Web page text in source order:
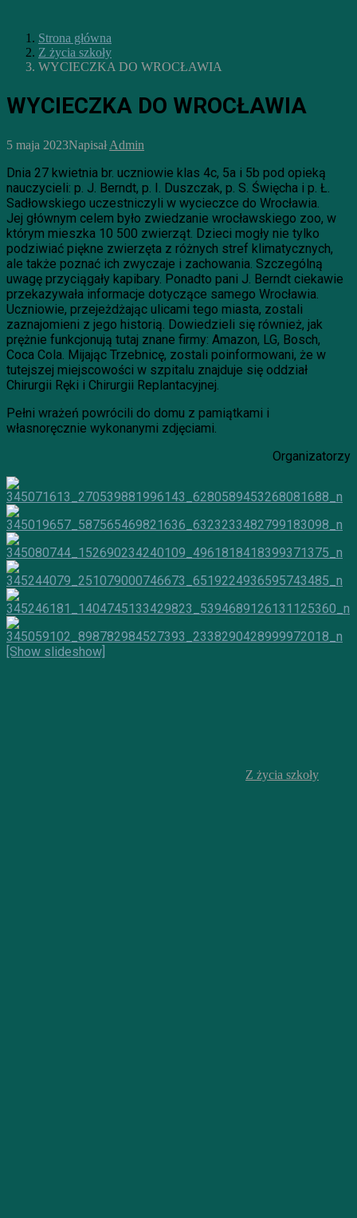
Strona główna
Z życia szkoły
WYCIECZKA DO WROCŁAWIA
WYCIECZKA DO WROCŁAWIA
5 maja 2023NapisałAdmin
Dnia 27 kwietnia br. uczniowie klas 4c, 5a i 5b pod opieką
nauczycieli: p. J. Berndt, p. I. Duszczak, p. S. Święcha i p. Ł.
Sadłowskiego uczestniczyli w wycieczce do Wrocławia.
Jej głównym celem było zwiedzanie wrocławskiego zoo, w
którym mieszka 10 500 zwierząt. Dzieci mogły nie tylko
podziwiać piękne zwierzęta z różnych stref klimatycznych,
ale także poznać ich zwyczaje i zachowania. Szczególną
uwagę przyciągały kapibary. Ponadto pani J. Berndt ciekawie
przekazywała informacje dotyczące samego Wrocławia.
Uczniowie, przejeżdżając ulicami tego miasta, zostali
zaznajomieni z jego historią. Dowiedzieli się również, jak
prężnie funkcjonują tutaj znane firmy: Amazon, LG, Bosch,
Coca Cola. Mijając Trzebnicę, zostali poinformowani, że w
tutejszej miejscowości w szpitalu znajduje się oddział
Chirurgii Ręki i Chirurgii Replantacyjnej.
Pełni wrażeń powrócili do domu z pamiątkami i
własnoręcznie wykonanymi zdjęciami.
Organizatorzy
[Show slideshow]
Z życia szkoły